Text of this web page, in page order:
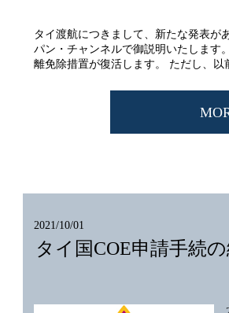
タイ渡航につきまして、新たな発表が
パン・チャンネルで御説明いたします
離免除措置が復活します。 ただし、
2021/10/01
タイ国COE申請手続